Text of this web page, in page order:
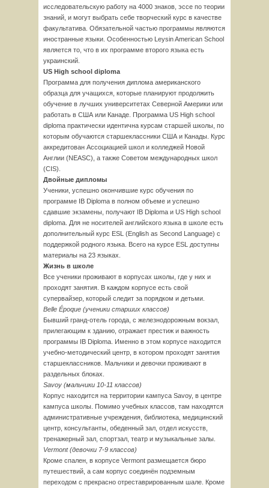
исследовательскую работу на 4000 знаков, эссе по теории
знаний, и могут выбрать себе творческий курс в качестве
факультатива. Обязательной частью программы являются
иностранные языки. Особенностью Leysin American School
является то, что в их программе второго языка есть
украинский.
US High school diploma
Программа для получения диплома американского
образца для учащихся, которые планируют продолжить
обучение в лучших университетах Северной Америки или
работать в США или Канаде. Программа US High school
diploma практически идентична курсам старшей школы, по
которым обучаются старшеклассники США и Канады. Курс
аккредитован Ассоциацией школ и колледжей Новой
Англии (NEASC), а также Советом международных школ
(CIS).
Двойные дипломы
Ученики, успешно окончившие курс обучения по
программе IB Diploma в полном объеме и успешно
сдавшие экзамены, получают IB Diploma и US High school
diploma. Для не носителей английского языка в школе есть
дополнительный курс ESL (English as Second Language) с
поддержкой родного языка. Всего на курсе ESL доступны
материалы на 23 языках.
Жизнь в школе
Все ученики проживают в корпусах школы, где у них и
проходят занятия. В каждом корпусе есть свой
супервайзер, который следит за порядком и детьми.
Belle Époque (ученики старших классов)
Бывший гранд-отель города, с железнодорожным вокзал,
прилегающим к зданию, отражает престиж и важность
программы IB Diploma. Именно в этом корпусе находится
учебно-методический центр, в котором проходят занятия
старшеклассников. Мальчики и девочки проживают в
раздельных блоках.
Savoy (мальчики 10-11 классов)
Корпус находится на территории кампуса Savoy, в центре
кампуса школы. Помимо учебных классов, там находятся
административные учреждения, библиотека, медицинский
центр, консультанты, обеденный зал, отдел искусств,
тренажерный зал, спортзал, театр и музыкальные залы.
Vermont (девочки 7-9 классов)
Кроме спален, в корпусе Vermont размещается бюро
путешествий, а сам корпус соединён подземным
переходом с прекрасно отреставрированным шале. Кроме